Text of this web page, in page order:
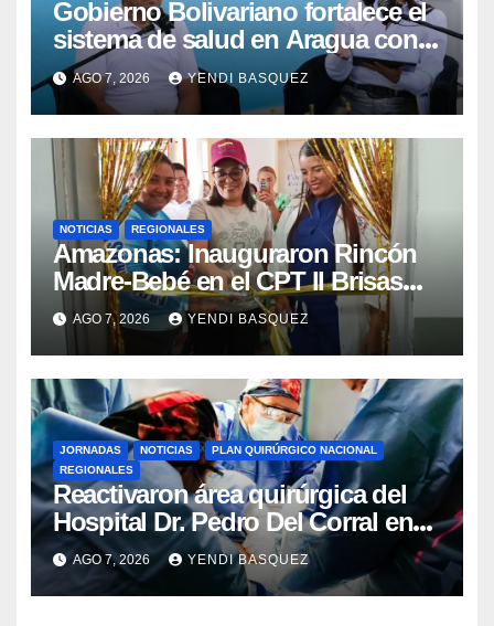
Gobierno Bolivariano fortalece el
sistema de salud en Aragua con
la reinauguración del CDI La Mora
AGO 7, 2026 YENDI BASQUEZ
NOTICIAS REGIONALES
​Amazonas: Inauguraron Rincón
Madre-Bebé en el CPT II Brisas
del Aeropuerto ​Inauguraron
Rincón
AGO 7, 2026 YENDI BASQUEZ
JORNADAS NOTICIAS
PLAN QUIRÚRGICO NACIONAL
REGIONALES
Reactivaron área quirúrgica del
Hospital Dr. Pedro Del Corral en
Guárico
AGO 7, 2026 YENDI BASQUEZ